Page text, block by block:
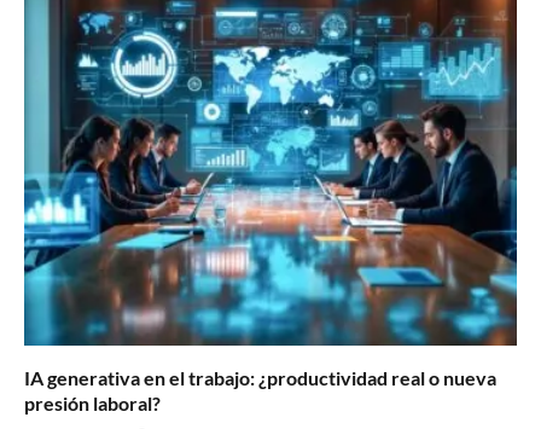
IA generativa en el trabajo: ¿productividad real o nueva
presión laboral?